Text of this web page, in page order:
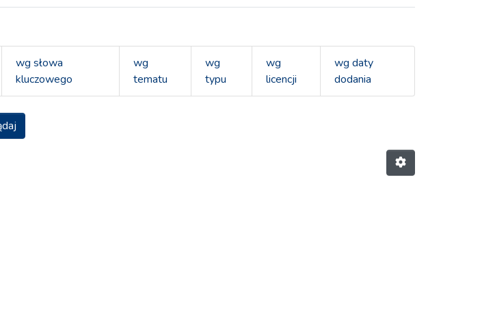
wg słowa
kluczowego
wg
tematu
wg
typu
wg
licencji
wg daty
dodania
wg Autor